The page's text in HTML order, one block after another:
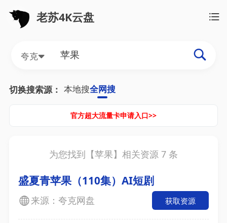
老苏4K云盘
夸克
切换搜索源： 本地搜全网搜
官方超大流量卡申请入口>>
为您找到【苹果】相关资源 7 条
盛夏青苹果（110集）AI短剧
来源：夸克网盘 获取资源